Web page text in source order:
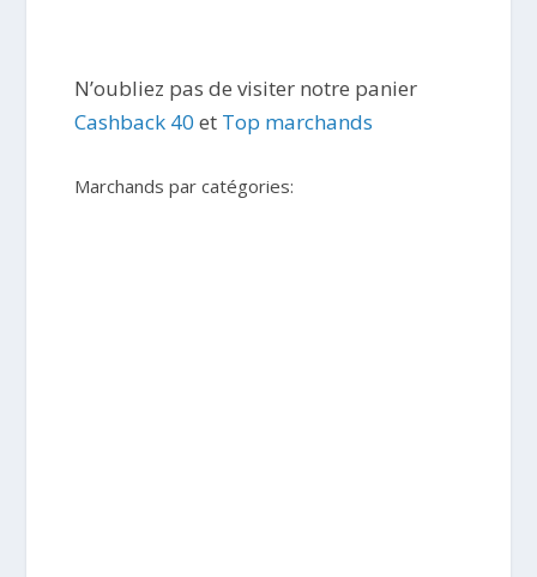
N’oubliez pas de visiter notre panier
Cashback 40 et Top marchands
Marchands par catégories: